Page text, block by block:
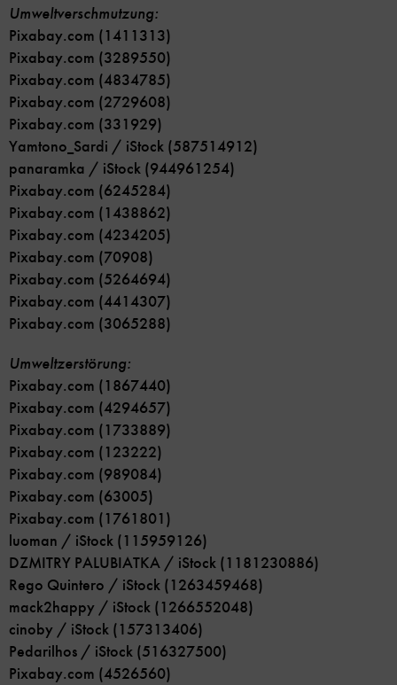
Umweltverschmutzung:
Pixabay.com (1411313)
Pixabay.com (3289550)
Pixabay.com (4834785)
Pixabay.com (2729608)
Pixabay.com (331929)
Yamtono_Sardi / iStock (587514912)
panaramka / iStock (944961254)
Pixabay.com (6245284)
Pixabay.com (1438862)
Pixabay.com (4234205)
Pixabay.com (70908)
Pixabay.com (5264694)
Pixabay.com (4414307)
Pixabay.com (3065288)
Umweltzerstörung:
Pixabay.com (1867440)
Pixabay.com (4294657)
Pixabay.com (1733889)
Pixabay.com (123222)
Pixabay.com (989084)
Pixabay.com (63005)
Pixabay.com (1761801)
luoman / iStock (115959126)
DZMITRY PALUBIATKA / iStock (1181230886)
Rego Quintero / iStock (1263459468)
mack2happy / iStock (1266552048)
cinoby / iStock (157313406)
Pedarilhos / iStock (516327500)
Pixabay.com (4526560)